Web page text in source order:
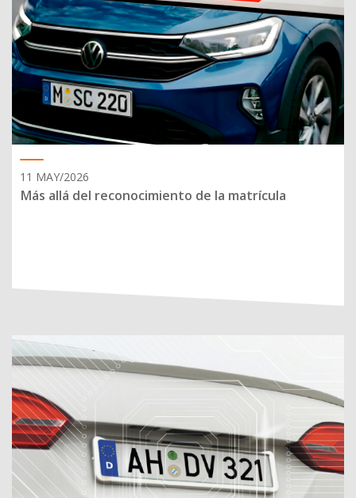
11 MAY/2026
Más allá del reconocimiento de la matrícula